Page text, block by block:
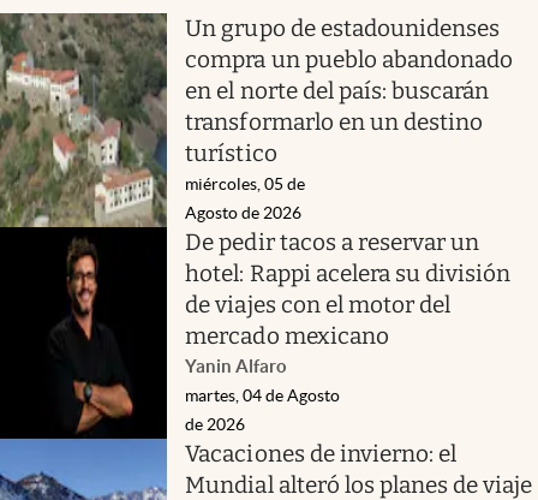
Un grupo de estadounidenses
compra un pueblo abandonado
en el norte del país: buscarán
transformarlo en un destino
turístico
miércoles, 05 de
Agosto de 2026
De pedir tacos a reservar un
hotel: Rappi acelera su división
de viajes con el motor del
mercado mexicano
Yanin Alfaro
martes, 04 de Agosto
de 2026
Vacaciones de invierno: el
Mundial alteró los planes de viaje